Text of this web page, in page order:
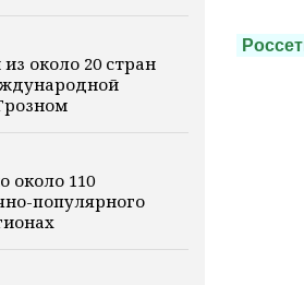
из около 20 стран
около 110
популярного